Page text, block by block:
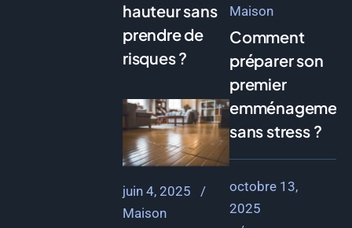
hauteur sans
prendre de
risques ?
juin 4, 2025
Maison
Maison
Comment
préparer son
premier
emménagement
sans stress ?
octobre 13,
2025